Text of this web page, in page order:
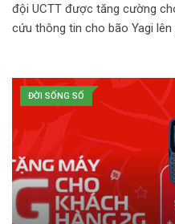
đội UCTT được tăng cường
cứu thông tin cho bão Yagi
ĐỜI SỐNG SỐ